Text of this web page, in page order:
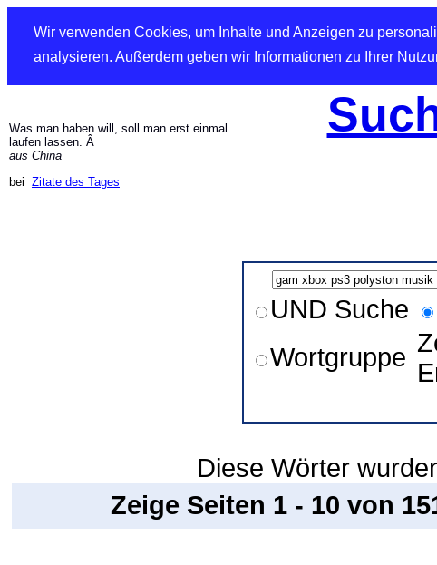
Wir verwenden Cookies, um Inhalte und Anzeigen zu
analysieren. Außerdem geben wir Informationen zu Ihrer
Was man haben will, soll man erst einmal
laufen lassen. Â
aus China
bei Zitate des Tages
UND Suche
Wortgruppe
Diese Wörter
Zeige Seiten 1 - 10 von